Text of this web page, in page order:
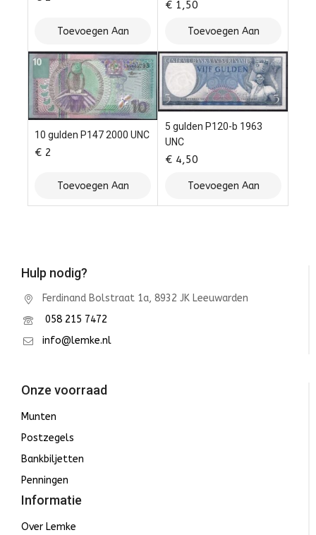
Toevoegen Aan
Winkelwagen
€ 1,50
Toevoegen Aan
Winkelwagen
10 gulden P147 2000 UNC
€ 2
Toevoegen Aan
Winkelwagen
5 gulden P120-b 1963
UNC
€ 4,50
Toevoegen Aan
Winkelwagen
Hulp nodig?
Ferdinand Bolstraat 1a, 8932 JK Leeuwarden
058 215 7472
info@lemke.nl
Onze voorraad
Munten
Postzegels
Bankbiljetten
Penningen
Informatie
Over Lemke